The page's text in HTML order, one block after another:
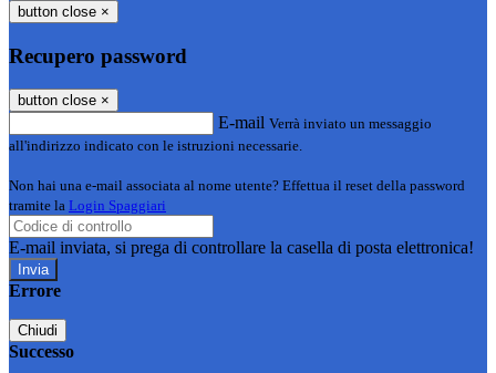
button close ×
Recupero password
button close ×
E-mail Verrà inviato un messaggio
all'indirizzo indicato con le istruzioni necessarie.
Non hai una e-mail associata al nome utente? Effettua il reset della password
tramite la Login Spaggiari
E-mail inviata, si prega di controllare la casella di posta elettronica!
Errore
Chiudi
Successo